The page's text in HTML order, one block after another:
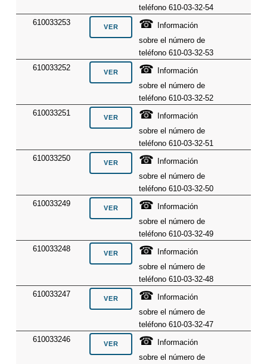
teléfono 610-03-32-54
610033253
☎ Información
sobre el número de
teléfono 610-03-32-53
610033252
☎ Información
sobre el número de
teléfono 610-03-32-52
610033251
☎ Información
sobre el número de
teléfono 610-03-32-51
610033250
☎ Información
sobre el número de
teléfono 610-03-32-50
610033249
☎ Información
sobre el número de
teléfono 610-03-32-49
610033248
☎ Información
sobre el número de
teléfono 610-03-32-48
610033247
☎ Información
sobre el número de
teléfono 610-03-32-47
610033246
☎ Información
sobre el número de